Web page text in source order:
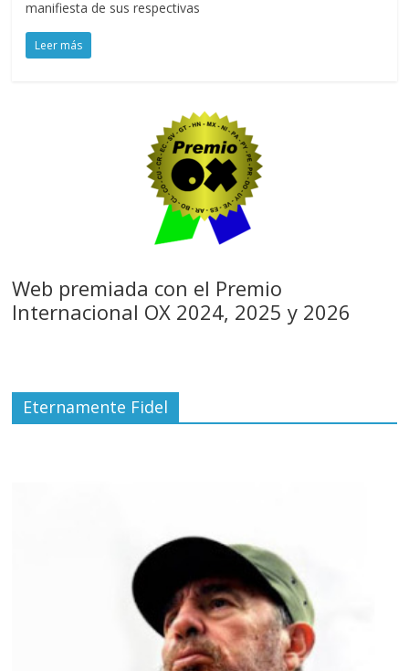
manifiesta de sus respectivas
Leer más
Web premiada con el Premio
Internacional OX 2024, 2025 y 2026
Eternamente Fidel